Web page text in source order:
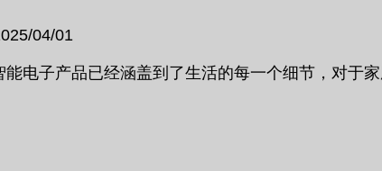
04/01
电子产品已经涵盖到了生活的每一个细节，对于